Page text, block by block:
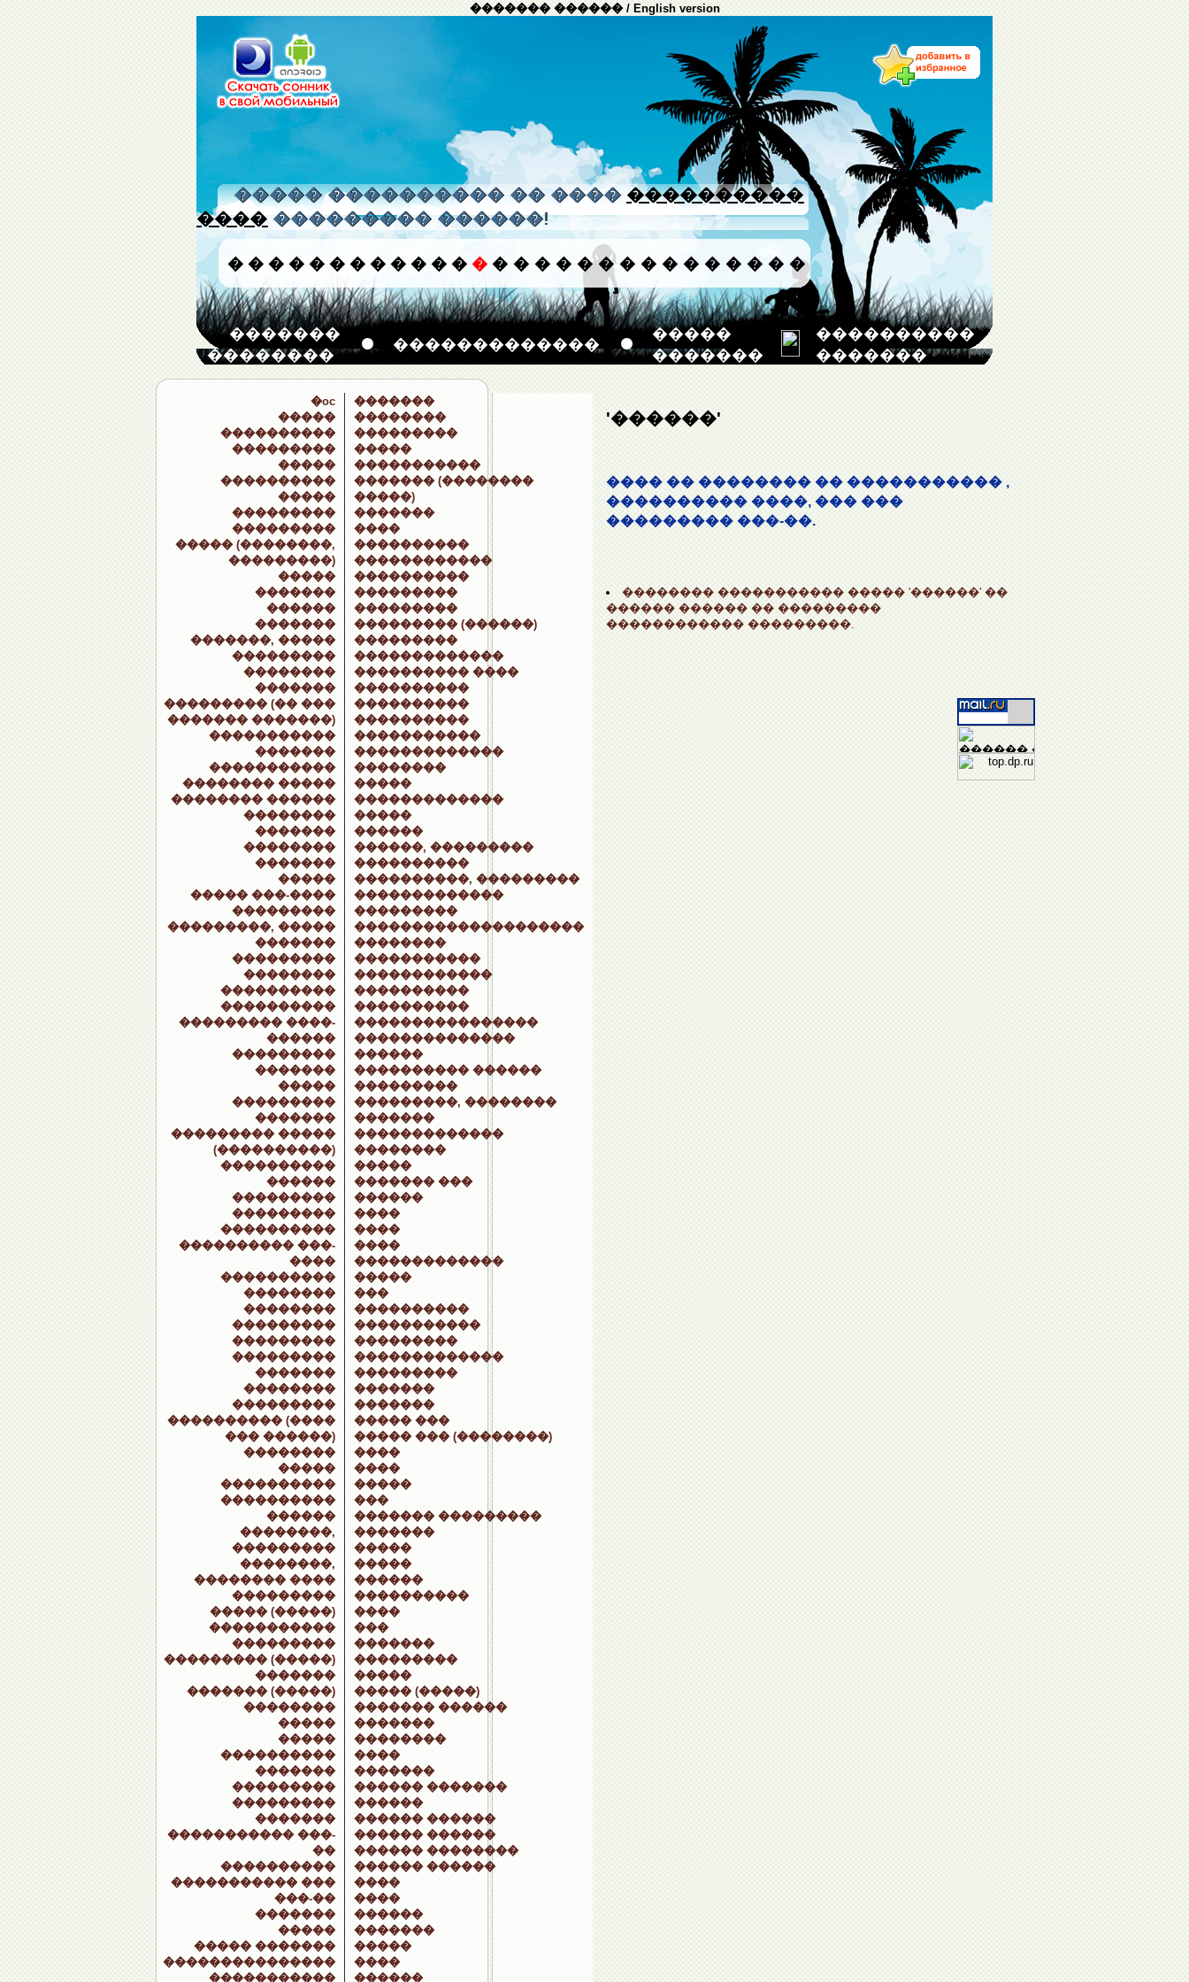
������� ������/ English version
����� ���������� �� ���� ����������
���� ��������� ������!
� � � � � � � � � � � � � � � � � � � � � � � � � � � �
�������
��������
�������������
�����
�������
����������
�������
�oc
�����
����������
���������
�����
����������
�����
���������
���������
����� (��������,
���������)
�����
�������
������
�������
�������, �����
���������
��������
�������
��������� (�� ���
������� �������)
�����������
�������
�����������
�������� �����
�������� ������
��������
�������
��������
�������
�����
����� ���-����
���������
���������, �����
�������
���������
��������
����������
����������
��������� ����-
������
���������
�������
�����
���������
�������
��������� �����
(����������)
����������
������
���������
���������
����������
���������� ���-
����
����������
��������
��������
���������
���������
���������
�������
��������
���������
���������� (����
��� ������)
��������
�����
����������
����������
������
��������,
���������
��������,
�������� ����
���������
����� (�����)
�����������
���������
��������� (�����)
�������
������� (�����)
��������
�����
�����
����������
�������
���������
���������
�������
����������� ���-
��
����������
����������� ���
���-��
�������
�����
����� �������
���������������
�����������
�������
��������
���������
�����
�����������
������� (��������
�����)
�������
����
����������
������������
����������
���������
���������
��������� (������)
���������
�������������
���������� ����
����������
����������
����������
�����������
�������������
��������
�����
�������������
�����
������
������, ���������
����������
����������, ���������
�������������
���������
��������������������
��������
�����������
������������
����������
����������
����������������
��������������
������
���������� ������
���������
���������, ��������
�������
�������������
��������
�����
������� ���
������
����
����
����
�������������
�����
���
����������
�����������
���������
�������������
���������
�������
�������
����� ���
����� ��� (��������)
����
����
�����
���
������� ���������
�������
�����
�����
������
����������
����
���
�������
���������
�����
����� (�����)
������� ������
�������
��������
����
�������
������ �������
������
������ ������
������ ������
������ ��������
������ ������
����
����
������
�������
�����
����
������
'������'
���� �� �������� �� ����������� ,
���������� ����, ��� ���
��������� ���-��.
�������� ����������� ����� '������' ��
������ ������ �� ���������
������������ ���������.